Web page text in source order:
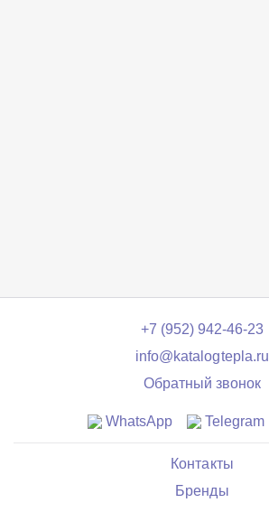
+7 (952) 942-46-23
info@katalogtepla.ru
Обратный звонок
WhatsApp Telegram
Контакты
Бренды